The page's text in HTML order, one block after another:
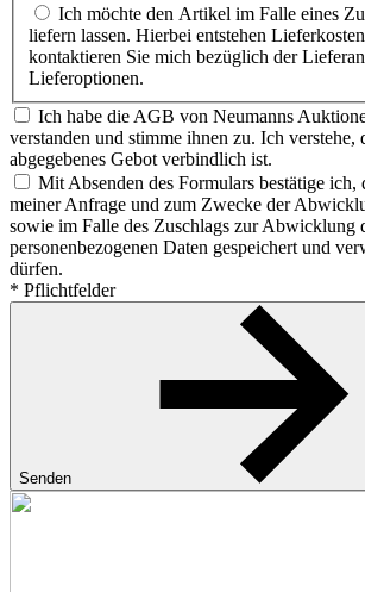
Ich möchte den Artikel im Falle eines
liefern lassen. Hierbei entstehen
kontaktieren Sie mich bezüglich der
Lieferoptionen.
Ich habe die AGB von Neumanns
verstanden und stimme ihnen zu. Ich verstehe,
abgegebenes Gebot verbindlich ist.
Mit Absenden des Formulars bestätige ich,
meiner Anfrage und zum Zwecke der
sowie im Falle des Zuschlags zur Abwicklung
personenbezogenen Daten gespeichert und
dürfen.
* Pflichtfelder
Senden